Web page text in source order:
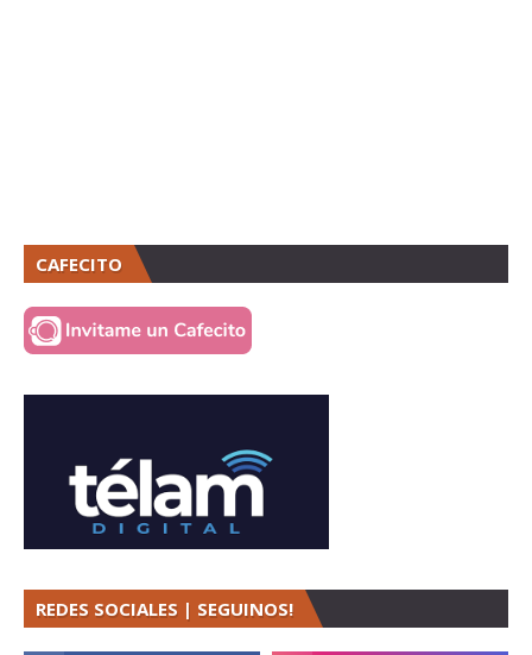
CAFECITO
REDES SOCIALES | SEGUINOS!